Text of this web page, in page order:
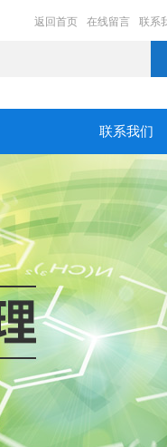
返回首页 在线留言 联系
联系我们